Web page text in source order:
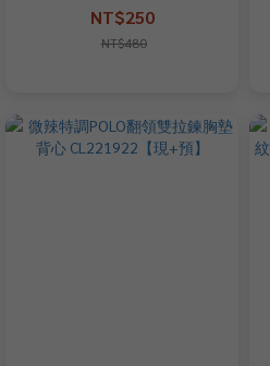
NT$250
NT$480